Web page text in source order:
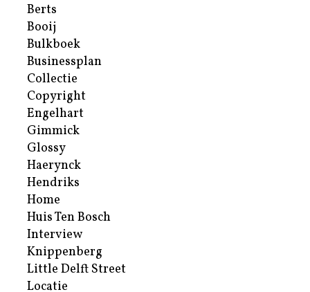
Berts
Booij
Bulkboek
Businessplan
Collectie
Copyright
Engelhart
Gimmick
Glossy
Haerynck
Hendriks
Home
Huis Ten Bosch
Interview
Knippenberg
Little Delft Street
Locatie